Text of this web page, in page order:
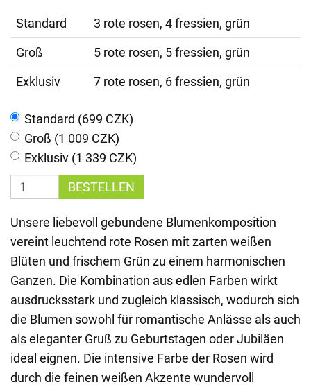
Standard
3 rote rosen, 4 fressien, grün
Groß
5 rote rosen, 5 fressien, grün
Exklusiv
7 rote rosen, 6 fressien, grün
Standard (699 CZK)
Groß (1 009 CZK)
Exklusiv (1 339 CZK)
BESTELLEN
Unsere liebevoll gebundene Blumenkomposition
vereint leuchtend rote Rosen mit zarten weißen
Blüten und frischem Grün zu einem harmonischen
Ganzen. Die Kombination aus edlen Farben wirkt
ausdrucksstark und zugleich klassisch, wodurch sich
die Blumen sowohl für romantische Anlässe als auch
als eleganter Gruß zu Geburtstagen oder Jubiläen
ideal eignen. Die intensive Farbe der Rosen wird
durch die feinen weißen Akzente wundervoll